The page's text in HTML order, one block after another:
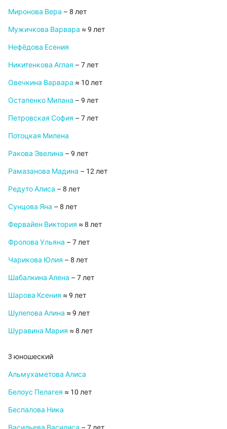
Миронова Вера – 8 лет
Мужичкова Варвара ≈ 9 лет
Нефёдова Есения
Никитенкова Аглая – 7 лет
Овечкина Варвара ≈ 10 лет
Остапенко Милана – 9 лет
Петровская София – 7 лет
Потоцкая Милена
Ракова Эвелина – 9 лет
Рамазанова Мадина – 12 лет
Редуто Алиса – 8 лет
Сунцова Яна – 8 лет
Фервайен Виктория ≈ 8 лет
Фролова Ульяна – 7 лет
Чарикова Юлия – 8 лет
Шабалкина Алена – 7 лет
Шарова Ксения ≈ 9 лет
Шулепова Алина ≈ 9 лет
Шуравина Мария ≈ 8 лет
3 юношеский
Альмухаметова Алиса
Белоус Пелагея ≈ 10 лет
Беспалова Ника